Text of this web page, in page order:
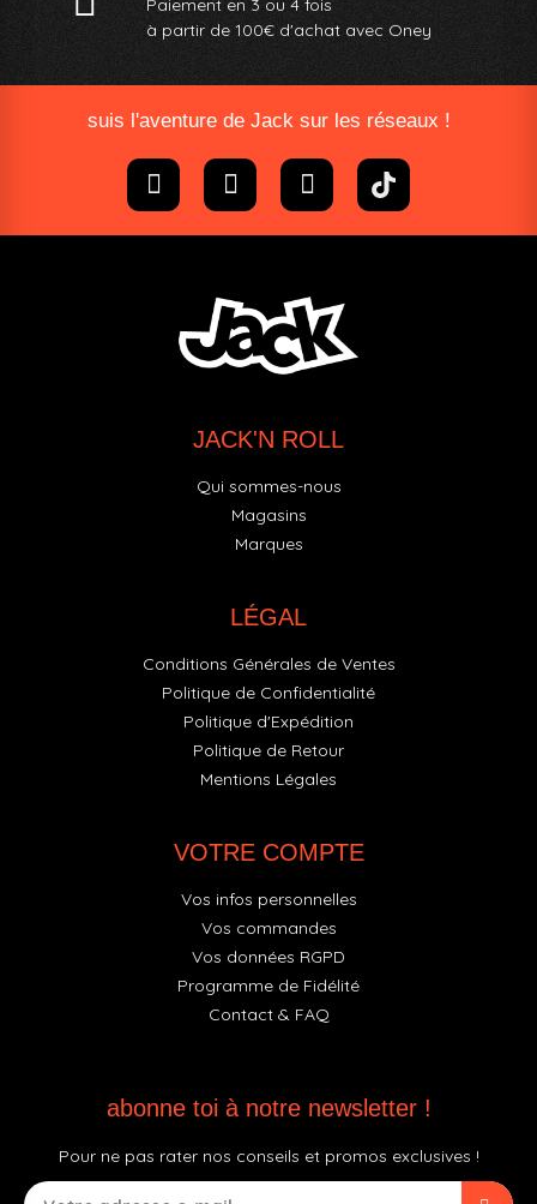
Paiement en 3 ou 4 fois
à partir de 100€ d'achat avec Oney​
suis l'aventure de Jack sur les réseaux !
JACK'N ROLL
Qui sommes-nous
Magasins
Marques
LÉGAL
Conditions Générales de Ventes
Politique de Confidentialité
Politique d'Expédition
Politique de Retour
Mentions Légales
VOTRE COMPTE
Vos infos personnelles
Vos commandes
Vos données RGPD
Programme de Fidélité
Contact & FAQ
abonne toi à notre newsletter !
Pour ne pas rater nos conseils et promos exclusives !